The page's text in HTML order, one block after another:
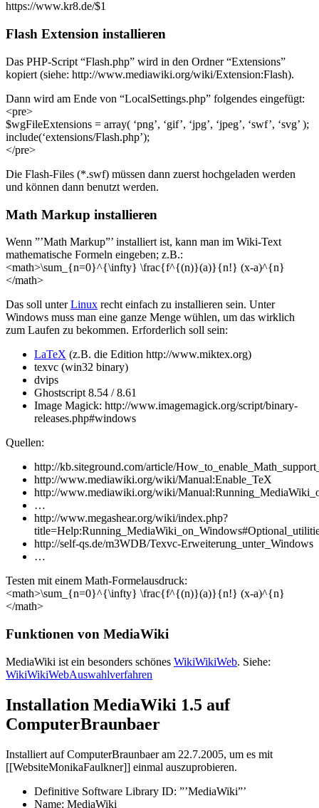
https://www.kr8.de/$1
Flash Extension installieren
Das PHP-Script “Flash.php” wird in den Ordner “Extensions”
kopiert (siehe: http://www.mediawiki.org/wiki/Extension:Flash).
Dann wird am Ende von “LocalSettings.php” folgendes eingefügt:
<pre>
$wgFileExtensions = array( ‘png’, ‘gif’, ‘jpg’, ‘jpeg’, ‘swf’, ‘svg’ );
include(‘extensions/Flash.php’);
</pre>
Die Flash-Files (*.swf) müssen dann zuerst hochgeladen werden
und können dann benutzt werden.
Math Markup installieren
Wenn ”’Math Markup”’ installiert ist, kann man im Wiki-Text
mathematische Formeln eingeben; z.B.:
<math>\sum_{n=0}^{\infty} \frac{f^{(n)}(a)}{n!} (x-a)^{n}
</math>
Das soll unterLinux recht einfach zu installieren sein. Unter
Windows muss man eine ganze Menge wühlen, um das wirklich
zum Laufen zu bekommen. Erforderlich soll sein:
LaTeX (z.B. die Edition http://www.miktex.org)
texvc (win32 binary)
dvips
Ghostscript 8.54 / 8.61
Image Magick: http://www.imagemagick.org/script/binary-
releases.php#windows
Quellen:
http://kb.siteground.com/article/
http://www.mediawiki.org/wiki/Manual:Enable_TeX
http://www.mediawiki.org/wiki/
…
http://www.megashear.org/wiki/index.php?
http://self-qs.de/m3WDB/Texvc-Erweiterung_unter_Windows
…
Testen mit einem Math-Formelausdruck:
<math>\sum_{n=0}^{\infty} \frac{f^{(n)}(a)}{n!} (x-a)^{n}
</math>
Funktionen von MediaWiki
MediaWiki ist ein besonders schönes WikiWikiWeb. Siehe:
WikiWikiWebAuswahlverfahren
Installation MediaWiki 1.5 auf
ComputerBraunbaer
Installiert auf ComputerBraunbaer am 22.7.2005, um es mit
[[WebsiteMonikaFaulkner]] einmal auszuprobieren.
Definitive Software Library ID: ”’MediaWiki”’
Name: MediaWiki